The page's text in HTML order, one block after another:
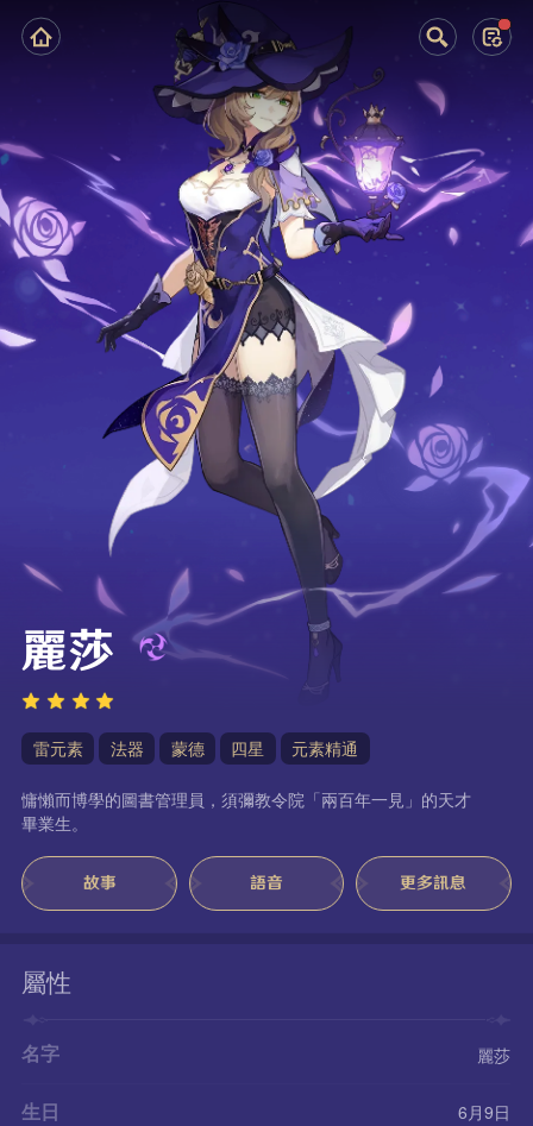
麗莎
雷元素 法器 蒙德 四星 元素精通
慵懶而博學的圖書管理員，須彌教令院「兩百年一見」的天才
畢業生。
故事 語音 更多訊息
屬性
名字 麗莎
生日 6月9日